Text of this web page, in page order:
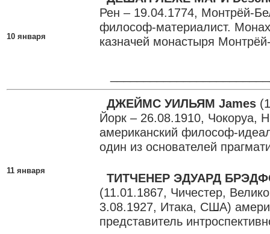
10 января
Рен – 19.04.1774, Монтрёй-
философ-материалист.
казначей монастыря
11 января
ДЖЕЙМС УИЛЬЯМ James
Йорк – 26.08.1910, Чокоруа,
американский философ-
один из основателей
ТИТЧЕНЕР ЭДУАРД
(11.01.1867, Чичестер,
3.08.1927, Итака, США)
представитель